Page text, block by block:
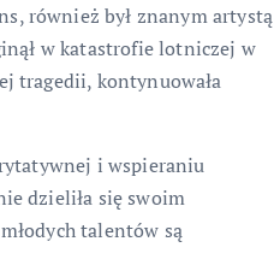
również był znanym artystą
w katastrofie lotniczej w
tragedii, kontynuowała
i wspieraniu
dzieliła się swoim
talentów są